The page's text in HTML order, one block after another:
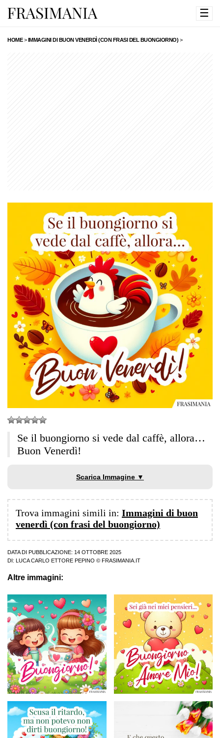
☰
HOME>IMMAGINI DI BUON VENERDÌ (CON FRASI DEL BUONGIORNO) >
Se il buongiorno si vede dal caffè, allora…
Buon Venerdì!
Scarica Immagine ▼
Trova immagini simili in: Immagini di buon
venerdì (con frasi del buongiorno)
DATA DI PUBBLICAZIONE: 14 OTTOBRE 2025
DI:
LUCA CARLO ETTORE PEPINO © FRASIMANIA.IT
Altre immagini: